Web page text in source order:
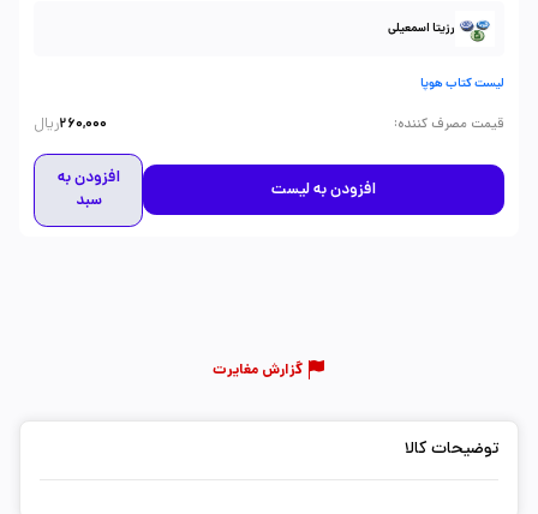
رزیتا اسمعیلی
لیست کتاب هوپا
قیمت مصرف کننده:
260,000ریال
افزودن به لیست
افزودن به
سبد
گزارش مغایرت
توضیحات کالا